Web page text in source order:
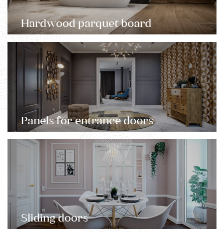
Hardwood parquet board
Panels for entrance doors
Sliding doors